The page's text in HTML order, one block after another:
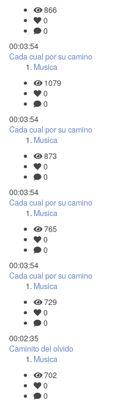
866
0
0
00:03:54
Cada cual por su camino
Musica
1079
0
0
00:03:54
Cada cual por su camino
Musica
873
0
0
00:03:54
Cada cual por su camino
Musica
765
0
0
00:03:54
Cada cual por su camino
Musica
729
0
0
00:02:35
Caminito del olvido
Musica
702
0
0